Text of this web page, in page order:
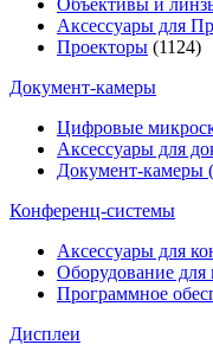
Объективы и
Аксессуары для
Проекторы (1124)
Документ-камеры
Цифровые
Аксессуары для
Документ-камеры
Конференц-системы
Аксессуары для
Оборудование для
Программное
Дисплеи